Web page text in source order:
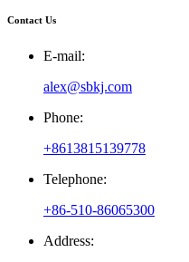
Contact Us
E-mail:
alex@sbkj.com
Phone:
+8613815139778
Telephone:
+86-510-86065300
Address: